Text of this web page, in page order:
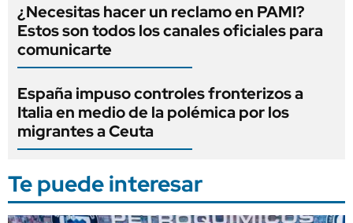
¿Necesitas hacer un reclamo en PAMI?
Estos son todos los canales oficiales para
comunicarte
España impuso controles fronterizos a
Italia en medio de la polémica por los
migrantes a Ceuta
Te puede interesar